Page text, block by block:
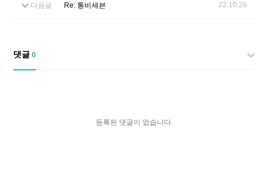
다음글 Re: 통비세븐 22.10.26
댓글 0
등록된 댓글이 없습니다.